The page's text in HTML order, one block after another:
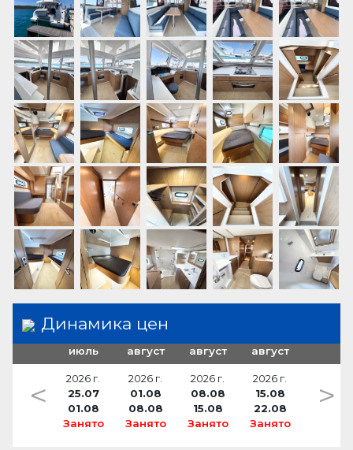
навесной тент
Fly sunbathing area
Flybridge
Динамика цен
июль
2026 г.
25.07
01.08
Занято
август
2026 г.
01.08
08.08
Занято
август
2026 г.
08.08
15.08
Занято
август
2026 г.
15.08
22.08
Занято
< >